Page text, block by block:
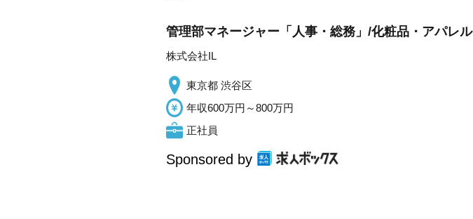
管理部マネージャー「人事・総務」/化粧品・アパレル
株式会社IL
東京都 渋谷区
年収600万円～800万円
正社員
Sponsored by